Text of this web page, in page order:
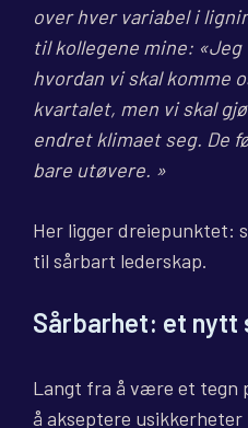
over hver variabel i
til kollegene mine:
hvordan vi skal komme
kvartalet, men vi skal
endret klimaet seg. De
bare utøvere. »
Her ligger dreiepunktet:
til sårbart lederskap.
Sårbarhet: et nytt
Langt fra å være et tegn
å akseptere